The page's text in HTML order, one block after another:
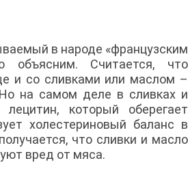
в народе «французским
объясним. Считается, что
и со сливками или маслом –
на самом деле в сливках и
который оберегает
холестериновый баланс в
что сливки и масло
вред от мяса.